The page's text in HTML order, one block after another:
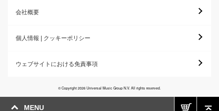
MENU
会社概要
個人情報 | クッキーポリシー
ウェブサイトにおける免責事項
© Copyright 2026 Universal Music Group N.V. All rights reserved.